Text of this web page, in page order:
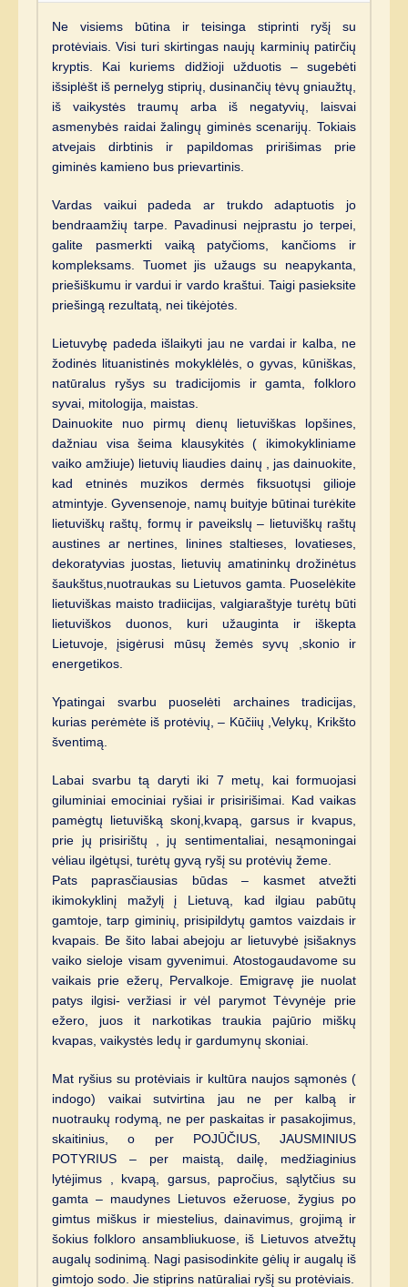
Ne visiems būtina ir teisinga stiprinti ryšį su
protėviais. Visi turi skirtingas naujų karminių patirčių
kryptis. Kai kuriems didžioji užduotis – sugebėti
išsiplėšt iš pernelyg stiprių, dusinančių tėvų gniaužtų,
iš vaikystės traumų arba iš negatyvių, laisvai
asmenybės raidai žalingų giminės scenarijų. Tokiais
atvejais dirbtinis ir papildomas pririšimas prie
giminės kamieno bus prievartinis.
Vardas vaikui padeda ar trukdo adaptuotis jo
bendraamžių tarpe. Pavadinusi neįprastu jo terpei,
galite pasmerkti vaiką patyčioms, kančioms ir
kompleksams. Tuomet jis užaugs su neapykanta,
priešiškumu ir vardui ir vardo kraštui. Taigi pasieksite
priešingą rezultatą, nei tikėjotės.
Lietuvybę padeda išlaikyti jau ne vardai ir kalba, ne
žodinės lituanistinės mokyklėlės, o gyvas, kūniškas,
natūralus ryšys su tradicijomis ir gamta, folkloro
syvai, mitologija, maistas.
Dainuokite nuo pirmų dienų lietuviškas lopšines,
dažniau visa šeima klausykitės ( ikimokykliniame
vaiko amžiuje) lietuvių liaudies dainų , jas dainuokite,
kad etninės muzikos dermės fiksuotųsi gilioje
atmintyje. Gyvensenoje, namų buityje būtinai turėkite
lietuviškų raštų, formų ir paveikslų – lietuviškų raštų
austines ar nertines, linines staltieses, lovatieses,
dekoratyvias juostas, lietuvių amatininkų drožinėtus
šaukštus,nuotraukas su Lietuvos gamta. Puoselėkite
lietuviškas maisto tradiicijas, valgiaraštyje turėtų būti
lietuviškos duonos, kuri užauginta ir iškepta
Lietuvoje, įsigėrusi mūsų žemės syvų ,skonio ir
energetikos.
Ypatingai svarbu puoselėti archaines tradicijas,
kurias perėmėte iš protėvių, – Kūčiių ,Velykų, Krikšto
šventimą.
Labai svarbu tą daryti iki 7 metų, kai formuojasi
giluminiai emociniai ryšiai ir prisirišimai. Kad vaikas
pamėgtų lietuvišką skonį,kvapą, garsus ir kvapus,
prie jų prisirištų , jų sentimentaliai, nesąmoningai
vėliau ilgėtųsi, turėtų gyvą ryšį su protėvių žeme.
Pats paprasčiausias būdas – kasmet atvežti
ikimokyklinį mažylį į Lietuvą, kad ilgiau pabūtų
gamtoje, tarp giminių, prisipildytų gamtos vaizdais ir
kvapais. Be šito labai abejoju ar lietuvybė įsišaknys
vaiko sieloje visam gyvenimui. Atostogaudavome su
vaikais prie ežerų, Pervalkoje. Emigravę jie nuolat
patys ilgisi- veržiasi ir vėl parymot Tėvynėje prie
ežero, juos it narkotikas traukia pajūrio miškų
kvapas, vaikystės ledų ir gardumynų skoniai.
Mat ryšius su protėviais ir kultūra naujos sąmonės (
indogo) vaikai sutvirtina jau ne per kalbą ir
nuotraukų rodymą, ne per paskaitas ir pasakojimus,
skaitinius, o per POJŪČIUS, JAUSMINIUS
POTYRIUS – per maistą, dailę, medžiaginius
lytėjimus , kvapą, garsus, papročius, sąlytčius su
gamta – maudynes Lietuvos ežeruose, žygius po
gimtus miškus ir miestelius, dainavimus, grojimą ir
šokius folkloro ansambliukuose, iš Lietuvos atvežtų
augalų sodinimą. Nagi pasisodinkite gėlių ir augalų iš
gimtojo sodo. Jie stiprins natūraliai ryšį su protėviais.